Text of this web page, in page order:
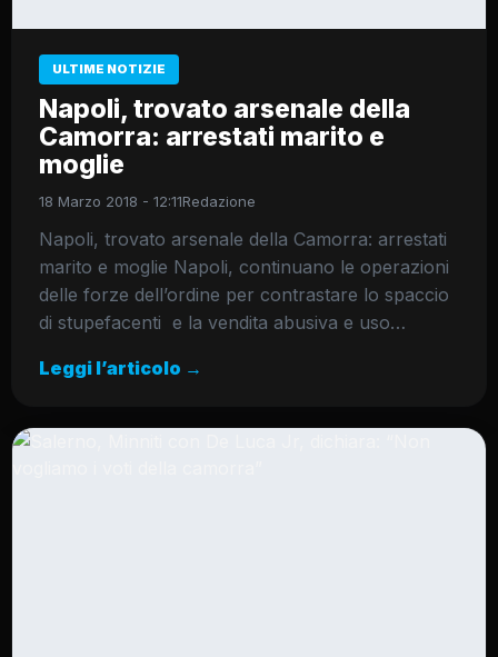
ULTIME NOTIZIE
Napoli, trovato arsenale della
Camorra: arrestati marito e
moglie
18 Marzo 2018 - 12:11Redazione
Napoli, trovato arsenale della Camorra: arrestati
marito e moglie Napoli, continuano le operazioni
delle forze dell’ordine per contrastare lo spaccio
di stupefacenti e la vendita abusiva e uso…
Leggi l’articolo →